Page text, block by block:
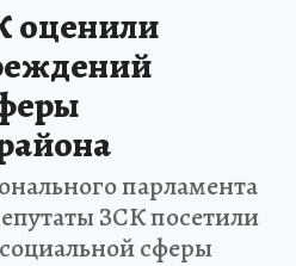
оценили
парламента
ЗСК посетили
сферы